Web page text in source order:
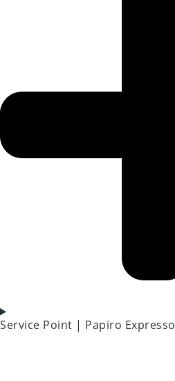
Service Point | Papiro Expresso